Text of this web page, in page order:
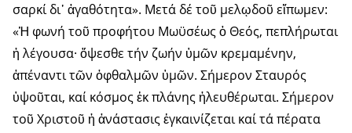
σαρκί δι᾽ ἀγαθότητα». Μετά δέ τοῦ μελῳδοῦ εἴπωμεν:
«Ἡ φωνή τοῦ προφήτου Μωϋσέως ὁ Θεός, πεπλήρωται
ἡ λέγουσα· ὄψεσθε τήν ζωήν ὑμῶν κρεμαμένην,
ἀπέναντι τῶν ὀφθαλμῶν ὑμῶν. Σήμερον Σταυρός
ὑψοῦται, καί κόσμος ἐκ πλάνης ἠλευθέρωται. Σήμερον
τοῦ Χριστοῦ ἡ ἀνάστασις ἐγκαινίζεται καί τά πέρατα